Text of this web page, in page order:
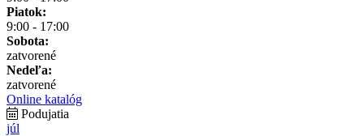
Piatok:
9:00 - 17:00
Sobota:
zatvorené
Nedeľa:
zatvorené
Online katalóg
Podujatia
júl